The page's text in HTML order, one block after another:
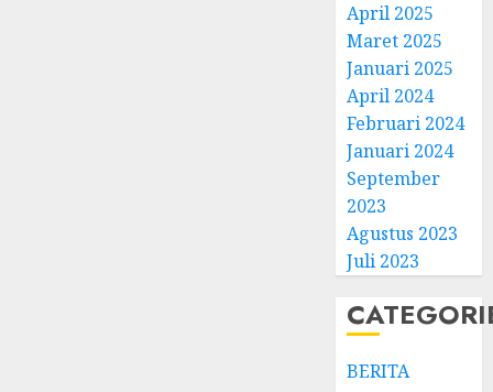
April 2025
Maret 2025
Januari 2025
April 2024
Februari 2024
Januari 2024
September
2023
Agustus 2023
Juli 2023
BERITA
3
Natal
BKSG
Tegal
di
11, 2026
4
Samuel
Adi
dan